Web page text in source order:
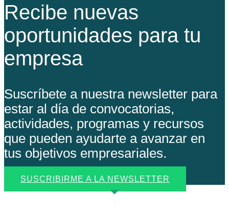
Recibe nuevas
oportunidades para tu
empresa
Suscríbete a nuestra newsletter para
estar al día de convocatorias,
actividades, programas y recursos
que pueden ayudarte a avanzar en
tus objetivos empresariales.
SUSCRIBIRME A LA NEWSLETTER